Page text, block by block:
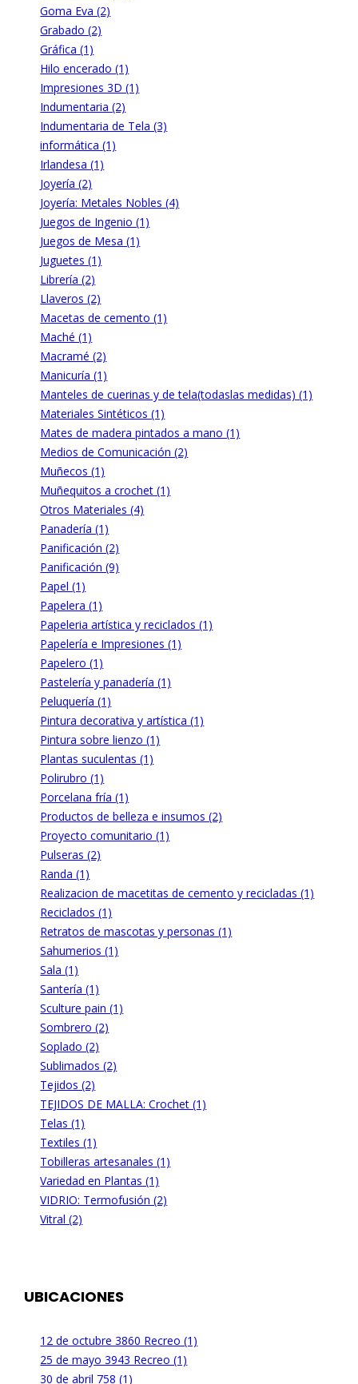
Goma Eva (2)
Grabado (2)
Gráfica (1)
Hilo encerado (1)
Impresiones 3D (1)
Indumentaria (2)
Indumentaria de Tela (3)
informática (1)
Irlandesa (1)
Joyería (2)
Joyería: Metales Nobles (4)
Juegos de Ingenio (1)
Juegos de Mesa (1)
Juguetes (1)
Librería (2)
Llaveros (2)
Macetas de cemento (1)
Maché (1)
Macramé (2)
Manicuría (1)
Manteles de cuerinas y de tela(todaslas medidas) (1)
Materiales Sintéticos (1)
Mates de madera pintados a mano (1)
Medios de Comunicación (2)
Muñecos (1)
Muñequitos a crochet (1)
Otros Materiales (4)
Panadería (1)
Panificación (2)
Panificación (9)
Papel (1)
Papelera (1)
Papeleria artística y reciclados (1)
Papelería e Impresiones (1)
Papelero (1)
Pastelería y panadería (1)
Peluquería (1)
Pintura decorativa y artística (1)
Pintura sobre lienzo (1)
Plantas suculentas (1)
Polirubro (1)
Porcelana fría (1)
Productos de belleza e insumos (2)
Proyecto comunitario (1)
Pulseras (2)
Randa (1)
Realizacion de macetitas de cemento y recicladas (1)
Reciclados (1)
Retratos de mascotas y personas (1)
Sahumerios (1)
Sala (1)
Santería (1)
Sculture pain (1)
Sombrero (2)
Soplado (2)
Sublimados (2)
Tejidos (2)
TEJIDOS DE MALLA: Crochet (1)
Telas (1)
Textiles (1)
Tobilleras artesanales (1)
Variedad en Plantas (1)
VIDRIO: Termofusión (2)
Vitral (2)
UBICACIONES
12 de octubre 3860 Recreo (1)
25 de mayo 3943 Recreo (1)
30 de abril 758 (1)